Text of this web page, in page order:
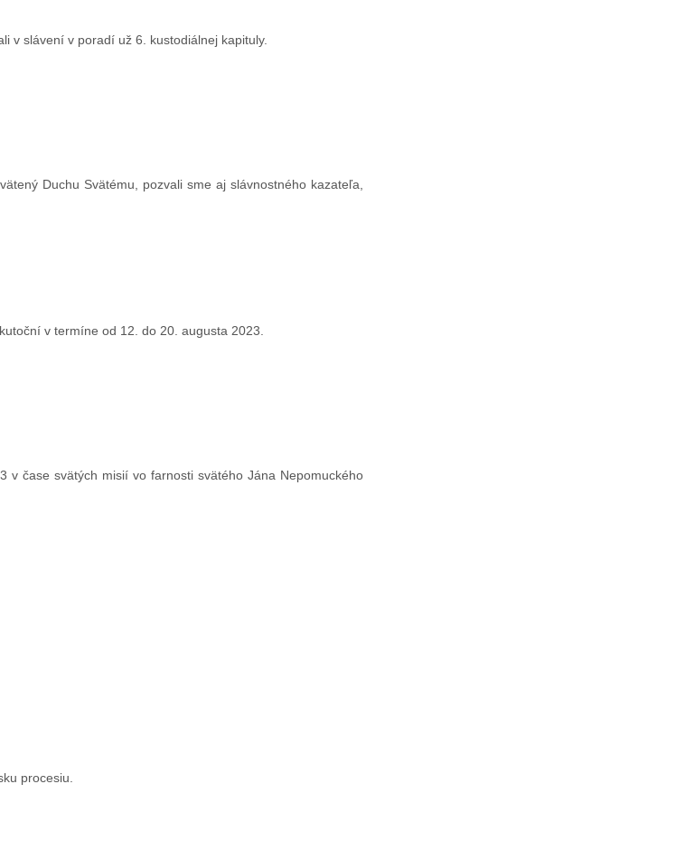
v slávení v poradí už 6. kustodiálnej kapituly.
Duchu Svätému, pozvali sme aj slávnostného kazateľa,
v termíne od 12. do 20. augusta 2023.
čase svätých misií vo farnosti svätého Jána Nepomuckého
procesiu.